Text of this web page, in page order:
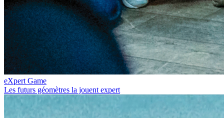
eXpert Game
Les futurs géomètres la jouent expert